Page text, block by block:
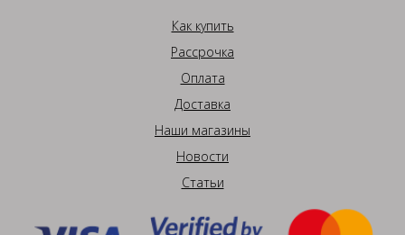
Как купить
Рассрочка
Оплата
Доставка
Наши магазины
Новости
Статьи